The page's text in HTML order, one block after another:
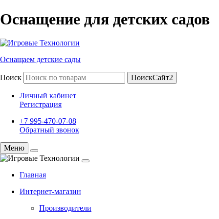
Оснащение для детских садов
Оснащаем детские сады
Поиск ПоискСайт2
Личный кабинет
Регистрация
+7 995-470-07-08
Обратный звонок
Меню
Главная
Интернет-магазин
Производители